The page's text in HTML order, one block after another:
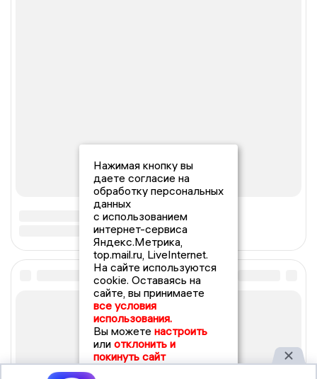
Нажимая кнопку вы
даете согласие на
обработку персональных
данных
с использованием
интернет-сервиса
Яндекс.Метрика,
top.mail.ru, LiveInternet.
На сайте используются
cookie. Оставаясь на
сайте, вы принимаете
все условия
использования.
Вы можете настроить
или отклонить и
покинуть сайт